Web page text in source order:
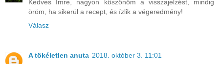
Kedves Imre, nagyon köszönöm a visszajelzést, mindig
öröm, ha sikerül a recept, és ízlik a végeredmény!
Válasz
A tökéletlen anuta 2018. október 3. 11:01